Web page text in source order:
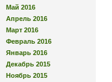
Май 2016
Апрель 2016
Март 2016
Февраль 2016
Январь 2016
Декабрь 2015
Ноябрь 2015